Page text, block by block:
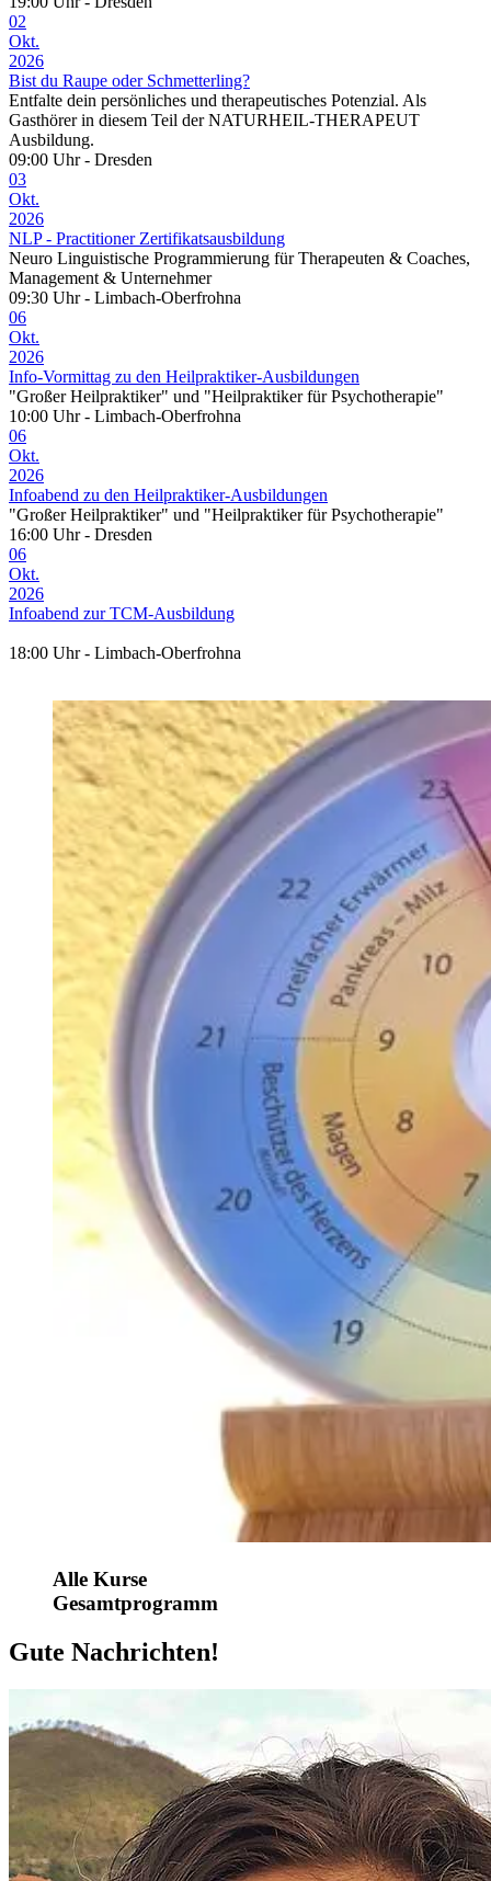
02
Okt.
2026
Bist du Raupe oder Schmetterling?
Entfalte dein persönliches und therapeutisches Potenzial. Als
Gasthörer in diesem Teil der NATURHEIL-THERAPEUT
Ausbildung.
09:00 Uhr - Dresden
03
Okt.
2026
NLP - Practitioner Zertifikatsausbildung
Neuro Linguistische Programmierung für Therapeuten & Coaches,
Management & Unternehmer
09:30 Uhr - Limbach-Oberfrohna
06
Okt.
2026
Info-Vormittag zu den Heilpraktiker-Ausbildungen
"Großer Heilpraktiker" und "Heilpraktiker für Psychotherapie"
10:00 Uhr - Limbach-Oberfrohna
06
Okt.
2026
Infoabend zu den Heilpraktiker-Ausbildungen
"Großer Heilpraktiker" und "Heilpraktiker für Psychotherapie"
16:00 Uhr - Dresden
06
Okt.
2026
Infoabend zur TCM-Ausbildung
18:00 Uhr - Limbach-Oberfrohna
Alle Kurse
Gesamtprogramm
Gute Nachrichten!